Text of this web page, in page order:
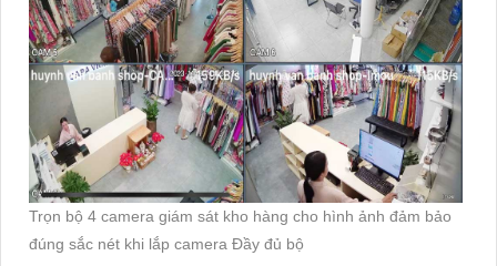
Trọn bộ 4 camera giám sát kho hàng cho hình ảnh đảm bảo
đúng sắc nét khi lắp camera Đầy đủ bộ